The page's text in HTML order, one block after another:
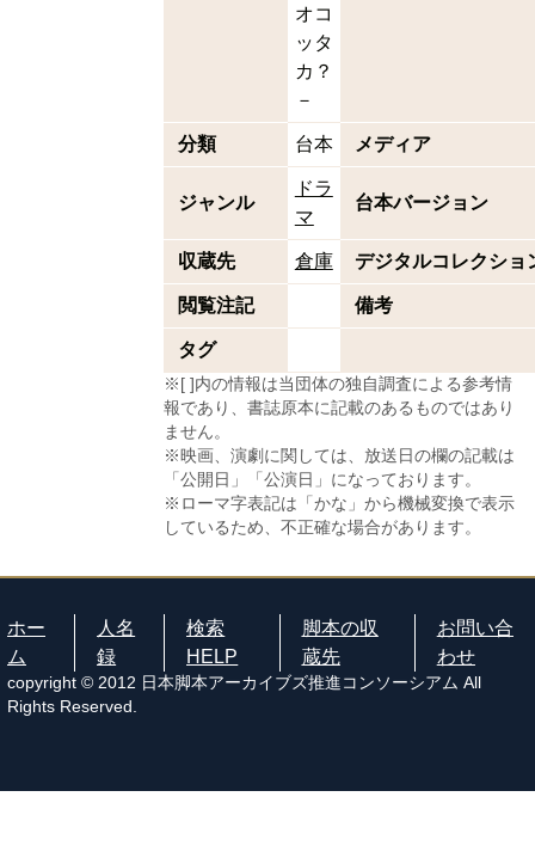
オコ
ッタ
カ？
－
分類 台本 メディア
ジャンル
ドラ
マ
台本バージョン
収蔵先 倉庫 デジタルコレクショ
閲覧注記 備考
タグ
※[ ]内の情報は当団体の独自調査による参考情
報であり、書誌原本に記載のあるものではあり
ません。
※映画、演劇に関しては、放送日の欄の記載は
「公開日」「公演日」になっております。
※ローマ字表記は「かな」から機械変換で表示
しているため、不正確な場合があります。
ホー
ム
人名
録
検索
HELP
脚本の収
蔵先
お問い合
わせ
copyright © 2012 日本脚本アーカイブズ推進コンソーシアム All
Rights Reserved.